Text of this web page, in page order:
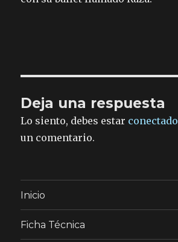
Deja una respuesta
Lo siento, debes estar conectado
un comentario.
Inicio
Ficha Técnica